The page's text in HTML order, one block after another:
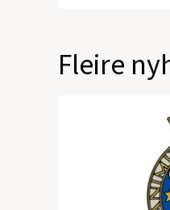
Fleire